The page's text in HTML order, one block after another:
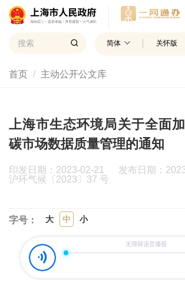
简体 关怀版
首页 主动公开公文库
上海市生态环境局关于全面
碳市场数据质量管理的通知
印发日期：2023-02-21 发布日期：
沪环气候〔2023〕37 号
字号： 大 中 小